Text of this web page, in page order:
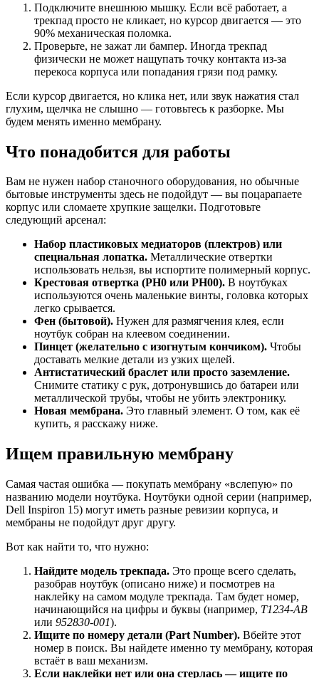
Подключите внешнюю мышку. Если всё работает, а
трекпад просто не кликает, но курсор двигается — это
90% механическая поломка.
Проверьте, не зажат ли бампер. Иногда трекпад
физически не может нащупать точку контакта из-за
перекоса корпуса или попадания грязи под рамку.
Если курсор двигается, но клика нет, или звук нажатия стал
глухим, щелчка не слышно — готовьтесь к разборке. Мы
будем менять именно мембрану.
Что понадобится для работы
Вам не нужен набор станочного оборудования, но обычные
бытовые инструменты здесь не подойдут — вы поцарапаете
корпус или сломаете хрупкие защелки. Подготовьте
следующий арсенал:
Набор пластиковых медиаторов (плектров) или
специальная лопатка. Металлические отвертки
использовать нельзя, вы испортите полимерный корпус.
Крестовая отвертка (PH0 или PH00). В ноутбуках
используются очень маленькие винты, головка которых
легко срывается.
Фен (бытовой). Нужен для размягчения клея, если
ноутбук собран на клеевом соединении.
Пинцет (желательно с изогнутым кончиком). Чтобы
доставать мелкие детали из узких щелей.
Антистатический браслет или просто заземление.
Снимите статику с рук, дотронувшись до батареи или
металлической трубы, чтобы не убить электронику.
Новая мембрана. Это главный элемент. О том, как её
купить, я расскажу ниже.
Ищем правильную мембрану
Самая частая ошибка — покупать мембрану «вслепую» по
названию модели ноутбука. Ноутбуки одной серии (например,
Dell Inspiron 15) могут иметь разные ревизии корпуса, и
мембраны не подойдут друг другу.
Вот как найти то, что нужно:
Найдите модель трекпада. Это проще всего сделать,
разобрав ноутбук (описано ниже) и посмотрев на
наклейку на самом модуле трекпада. Там будет номер,
начинающийся на цифры и буквы (например, T1234-AB
или 952830-001).
Ищите по номеру детали (Part Number). Вбейте этот
номер в поиск. Вы найдете именно ту мембрану, которая
встаёт в ваш механизм.
Если наклейки нет или она стерлась — ищите по